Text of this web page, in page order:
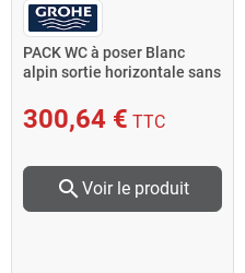
PACK WC à poser Blanc
alpin sortie horizontale sans
300,64 € TTC
search Voir le produit